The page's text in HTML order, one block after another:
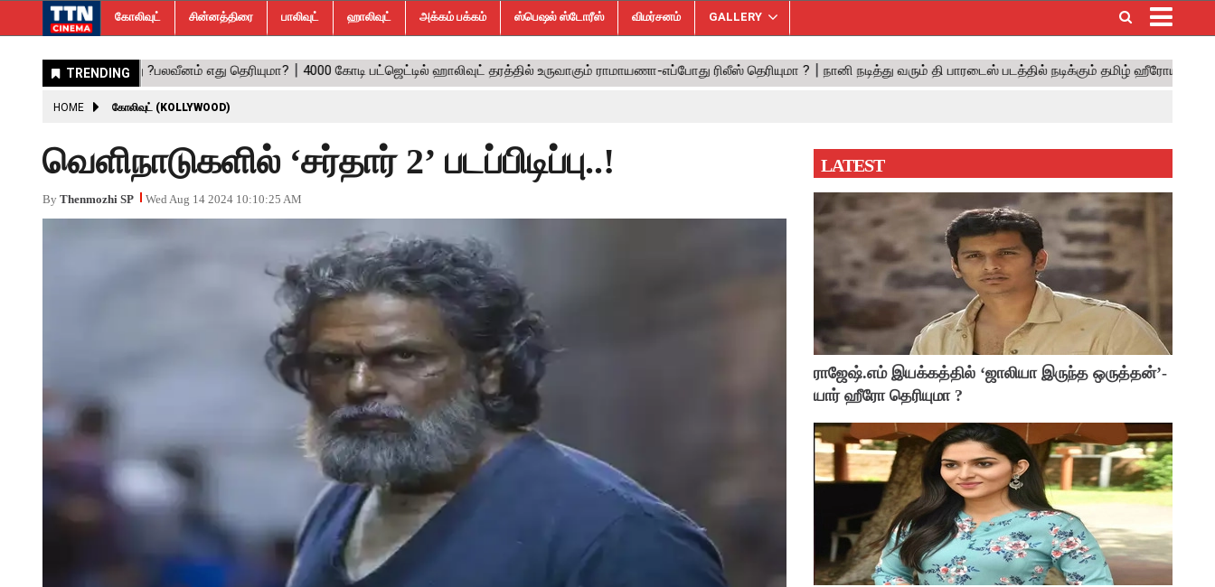
கோலிவுட் சின்னத்திரை பாலிவுட் ஹாலிவுட் அக்கம் பக்கம் ஸ்பெஷல் ஸ்டோரீஸ் விமர்சனம் GALLERY
HOME கோலிவுட் (KOLLYWOOD)
வெளிநாடுகளில் ‘சர்தார் 2’ படப்பிடிப்பு..!
By Thenmozhi SP Wed Aug 14 2024 10:10:25 AM
LATEST
ராஜேஷ்.எம் இயக்கத்தில் ‘ஜாலியா இருந்த ஒருத்தன்’-
யார் ஹீரோ தெரியுமா ?